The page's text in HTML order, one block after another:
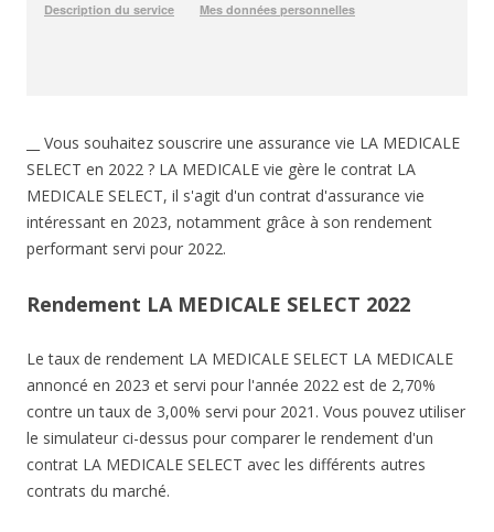
__ Vous souhaitez souscrire une assurance vie LA MEDICALE
SELECT en 2022 ? LA MEDICALE vie gère le contrat LA
MEDICALE SELECT, il s'agit d'un contrat d'assurance vie
intéressant en 2023, notamment grâce à son rendement
performant servi pour 2022.
Rendement LA MEDICALE SELECT 2022
Le taux de rendement LA MEDICALE SELECT LA MEDICALE
annoncé en 2023 et servi pour l'année 2022 est de 2,70%
contre un taux de 3,00% servi pour 2021. Vous pouvez utiliser
le simulateur ci-dessus pour comparer le rendement d'un
contrat LA MEDICALE SELECT avec les différents autres
contrats du marché.